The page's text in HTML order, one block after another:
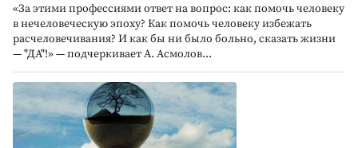
«За этими профессиями ответ на вопрос: как помочь человеку
в нечеловеческую эпоху? Как помочь человеку избежать
расчеловечивания? И как бы ни было больно, сказать жизни
— "ДА"!» — подчеркивает А. Асмолов...